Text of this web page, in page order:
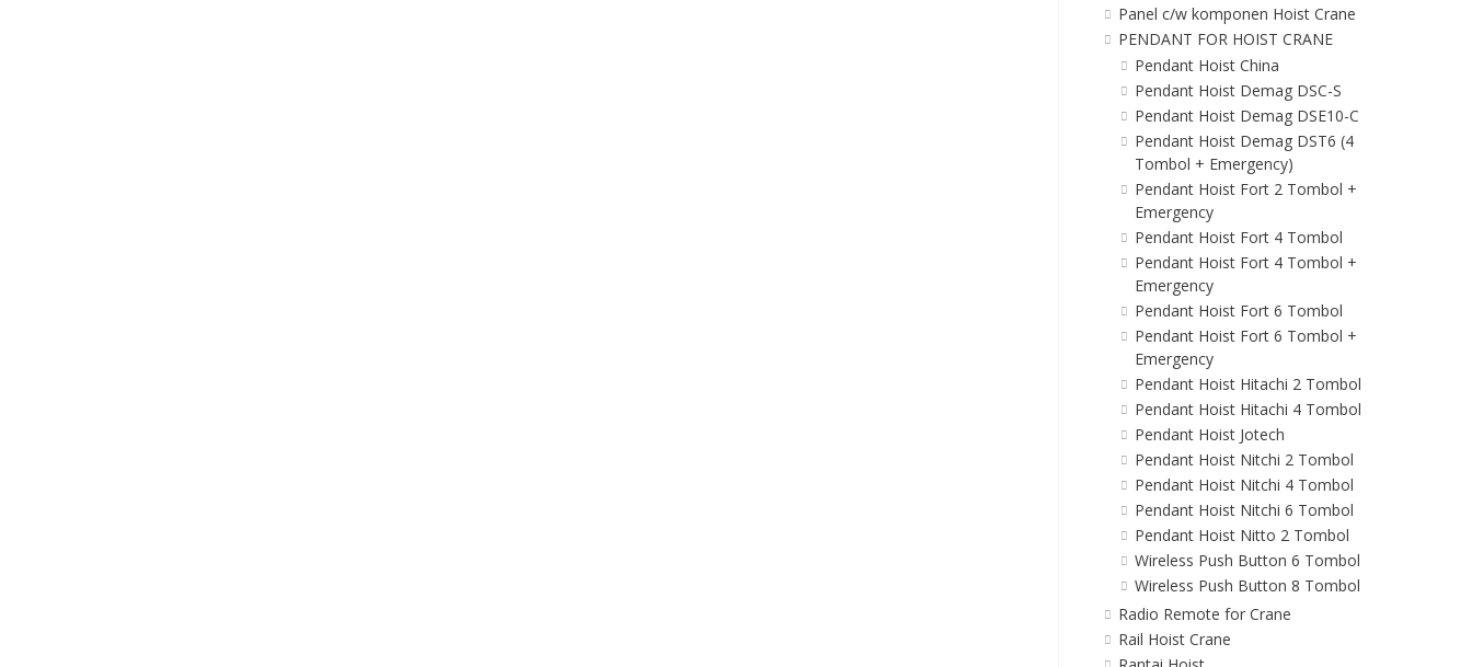
Panel c/w komponen Hoist Crane
PENDANT FOR HOIST CRANE
Pendant Hoist China
Pendant Hoist Demag DSC-S
Pendant Hoist Demag DSE10-C
Pendant Hoist Demag DST6 (4
Tombol + Emergency)
Pendant Hoist Fort 2 Tombol +
Emergency
Pendant Hoist Fort 4 Tombol
Pendant Hoist Fort 4 Tombol +
Emergency
Pendant Hoist Fort 6 Tombol
Pendant Hoist Fort 6 Tombol +
Emergency
Pendant Hoist Hitachi 2 Tombol
Pendant Hoist Hitachi 4 Tombol
Pendant Hoist Jotech
Pendant Hoist Nitchi 2 Tombol
Pendant Hoist Nitchi 4 Tombol
Pendant Hoist Nitchi 6 Tombol
Pendant Hoist Nitto 2 Tombol
Wireless Push Button 6 Tombol
Wireless Push Button 8 Tombol
Radio Remote for Crane
Rail Hoist Crane